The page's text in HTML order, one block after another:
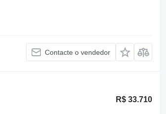
Contacte o vendedor
R$ 33.710